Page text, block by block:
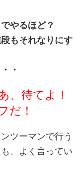
やるほど？
もそれなりにす
・
、待てよ！
だ！
ツーマンで行う
、よく言ってい